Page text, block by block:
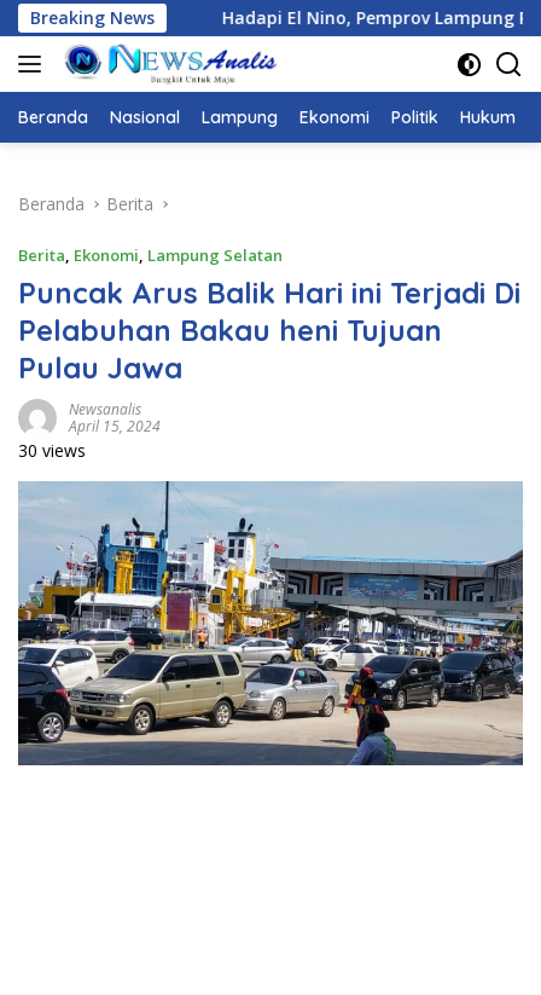
Langsung
ke
konten
Breaking News
Nino, Pemprov Lampung Petakan Kebutuhan Air di Berbagai
Beranda Nasional Lampung Ekonomi Politik Hukum
Beranda Berita
Berita, Ekonomi, Lampung Selatan
Puncak Arus Balik Hari ini Terjadi Di
Pelabuhan Bakau heni Tujuan
Pulau Jawa
Newsanalis
April 15, 2024
30 views